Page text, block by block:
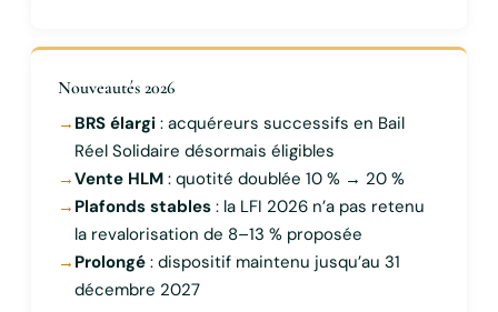
Nouveautés 2026
→ BRS élargi : acquéreurs successifs en Bail
Réel Solidaire désormais éligibles
→Vente HLM : quotité doublée 10 % → 20 %
→ Plafonds stables : la LFI 2026 n’a pas retenu
la revalorisation de 8–13 % proposée
→ Prolongé : dispositif maintenu jusqu’au 31
décembre 2027